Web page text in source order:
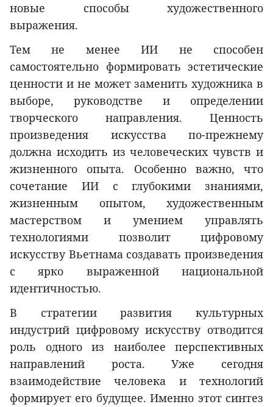
новые способы художественного
выражения.
Тем не менее ИИ не способен
самостоятельно формировать эстетические
ценности и не может заменить художника в
выборе, руководстве и определении
творческого направления. Ценность
произведения искусства по-прежнему
должна исходить из человеческих чувств и
жизненного опыта. Особенно важно, что
сочетание ИИ с глубокими знаниями,
жизненным опытом, художественным
мастерством и умением управлять
технологиями позволит цифровому
искусству Вьетнама создавать произведения
с ярко выраженной национальной
идентичностью.
В стратегии развития культурных
индустрий цифровому искусству отводится
роль одного из наиболее перспективных
направлений роста. Уже сегодня
взаимодействие человека и технологий
формирует его будущее. Именно этот синтез